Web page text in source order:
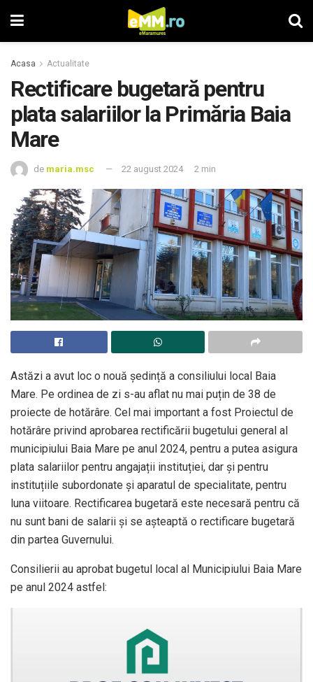
Acasa Actualitate
Rectificare bugetară pentru
plata salariilor la Primăria Baia
Mare
de maria.msc 22 august 2024 2 min
Astăzi a avut loc o nouă ședință a consiliului local Baia
Mare. Pe ordinea de zi s-au aflat nu mai puțin de 38 de
proiecte de hotărâre. Cel mai important a fost Proiectul de
hotărâre privind aprobarea rectificării bugetului general al
municipiului Baia Mare pe anul 2024, pentru a putea asigura
plata salariilor pentru angajații instituției, dar și pentru
instituțiile subordonate și aparatul de specialitate, pentru
luna viitoare. Rectificarea bugetară este necesară pentru că
nu sunt bani de salarii și se așteaptă o rectificare bugetară
din partea Guvernului.
Consilierii au aprobat bugetul local al Municipiului Baia Mare
pe anul 2024 astfel: